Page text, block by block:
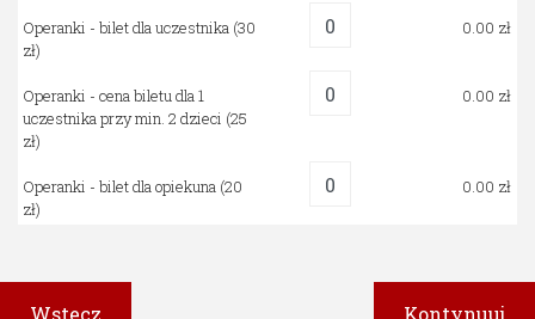
Operanki - bilet dla uczestnika (30
zł)
0.00
Operanki - cena biletu dla 1
uczestnika przy min. 2 dzieci (25
zł)
0.00
Operanki - bilet dla opiekuna (20
zł)
0.00